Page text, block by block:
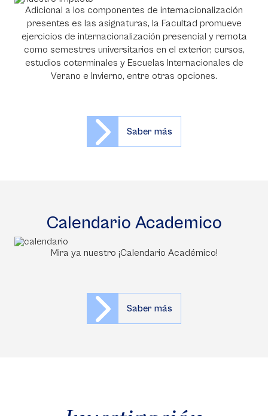
Adicional a los componentes de internacionalización
presentes es las asignaturas, la Facultad promueve
ejercicios de internacionalización presencial y remota
como semestres universitarios en el exterior, cursos,
estudios coterminales y Escuelas Internacionales de
Verano e Invierno, entre otras opciones.
Saber más
Calendario Academico
Mira ya nuestro ¡Calendario Académico!
Saber más